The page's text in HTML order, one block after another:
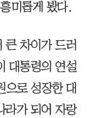
미롭게 봤다.
큰 차이가 드러
대통령의 연설
으로 성장한 대
라가 되어 자랑